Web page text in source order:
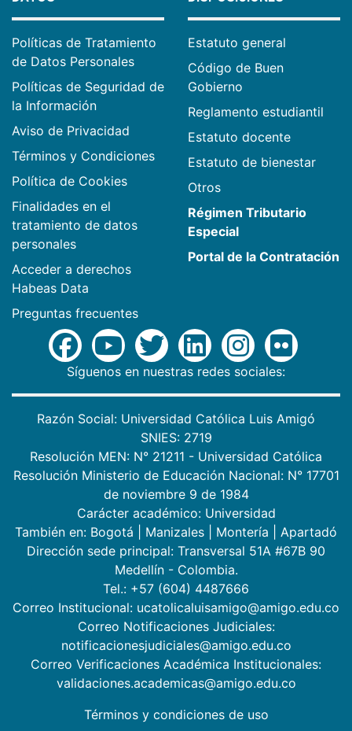
Políticas de Tratamiento
de Datos Personales
Políticas de Seguridad de
la Información
Aviso de Privacidad
Términos y Condiciones
Política de Cookies
Finalidades en el
tratamiento de datos
personales
Acceder a derechos
Habeas Data
Preguntas frecuentes
Estatuto general
Código de Buen
Gobierno
Reglamento estudiantil
Estatuto docente
Estatuto de bienestar
Otros
Régimen Tributario
Especial
Portal de la Contratación
Síguenos en nuestras redes sociales:
Razón Social: Universidad Católica Luis Amigó
SNIES: 2719
Resolución MEN: N° 21211 - Universidad Católica
Resolución Ministerio de Educación Nacional: N° 17701
de noviembre 9 de 1984
Carácter académico: Universidad
También en: Bogotá Manizales Montería
Apartadó
Dirección sede principal: Transversal 51A #67B 90
Medellín - Colombia.
Tel.: +57 (604) 4487666
Correo Institucional: ucatolicaluisamigo@amigo.edu.co
Correo Notificaciones Judiciales:
notificacionesjudiciales@amigo.edu.co
Correo Verificaciones Académica Institucionales:
validaciones.academicas@amigo.edu.co
Términos y condiciones de uso